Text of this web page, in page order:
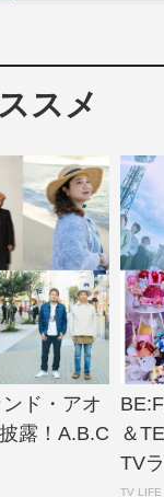
スメ
ド・アオ
露！A.B.C
＆
TV
TV LIFE